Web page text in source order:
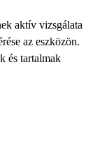
aktív vizsgálata
az eszközön.
és tartalmak